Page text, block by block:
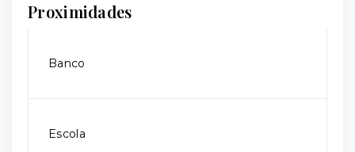
Proximidades
Banco
Escola